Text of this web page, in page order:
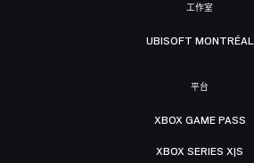
工作室
UBISOFT MONTRÉAL
平台
XBOX GAME PASS
XBOX SERIES X|S